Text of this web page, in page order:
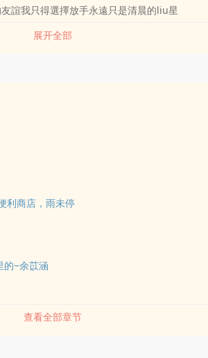
誼我只得選擇放手永遠只是清晨的liu星
向琉晨我bi著自己不去正視自己的愛意殊不知
無法挽救????????????????????-季祥亦戀愛時
!????????????????????-余苡涵旁人看來我可
失去了所有也怡然自得但是那些錯過彼此的
作者君~歌曲:TaylorSwiftRED書封:感謝星光
假假真真~程宇洋3.早知如此，何必當初~季
表不是~黎佳蓁愛qing系列作:清晨的liu星雨
之間，我愛上了你甜到你的心坎裡短文集奇
居(暫)facebook:綺語吃旗魚
展开全部
利商店，雨未停
的~余苡涵
查看全部章节